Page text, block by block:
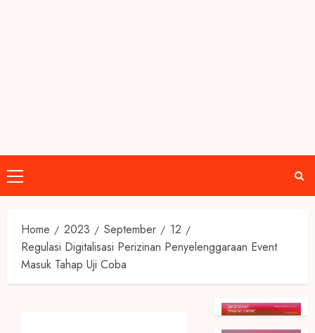
Primary
Menu
Home 2023 September
12
Regulasi Digitalisasi Perizinan Penyelenggaraan Event
Masuk Tahap Uji Coba